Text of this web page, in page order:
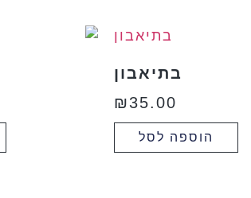
בתיאבון
₪35.00
הוספה לסל